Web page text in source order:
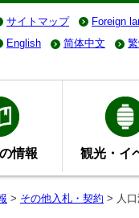
サイトマップ Foreign
English
简体中文
情報 観光・イ
> その他入札・契約 > 人